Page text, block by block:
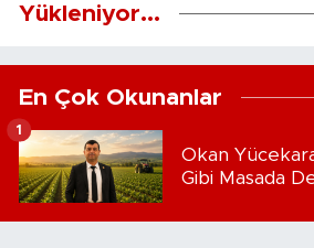
Yükleniyor...
En Çok Okunanlar
Okan
Gibi Masada
1